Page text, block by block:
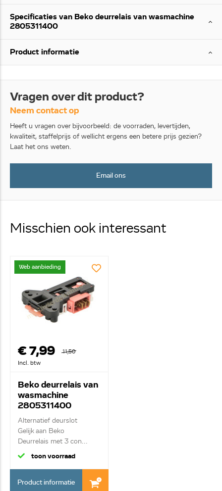
Specificaties van Beko deurrelais van wasmachine
2805311400
Product informatie
Vragen over dit product?
Neem contact op
Heeft u vragen over bijvoorbeeld: de voorraden, levertijden,
kwaliteit, staffelprijs of wellicht ergens een betere prijs gezien?
Laat het ons weten.
Email ons
Misschien ook interessant
Web aanbieding
€ 7,99
11,50
Incl. btw
Beko deurrelais van
wasmachine
2805311400
Alternatief deurslot
Gelijk aan Beko
Deurrelais met 3 con...
toon voorraad
Product informatie